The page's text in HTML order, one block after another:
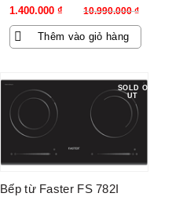
10.990.000₫
Giá
gốc
là:
1.400.000 ₫
Giá
hiện
tại
Thêm vào giỏ hàng
SOLD O
UT
Bếp từ Faster FS 782I